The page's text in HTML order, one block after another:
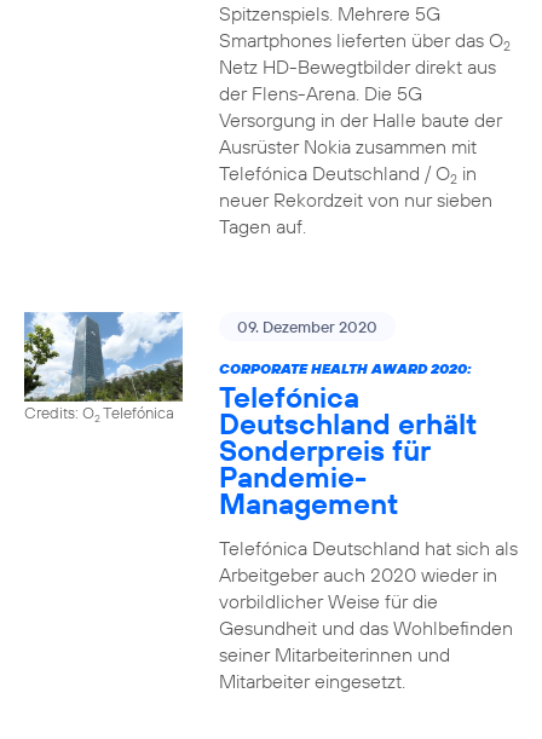
Spitzenspiels. Mehrere 5G
Smartphones lieferten über das O2
Netz HD-Bewegtbilder direkt aus
der Flens-Arena. Die 5G
Versorgung in der Halle baute der
Ausrüster Nokia zusammen mit
Telefónica Deutschland / O2in
neuer Rekordzeit von nur sieben
Tagen auf.
Credits: O2Telefónica
09. Dezember 2020
CORPORATE HEALTH AWARD 2020:
Telefónica
Deutschland erhält
Sonderpreis für
Pandemie-
Management
Telefónica Deutschland hat sich als
Arbeitgeber auch 2020 wieder in
vorbildlicher Weise für die
Gesundheit und das Wohlbefinden
seiner Mitarbeiterinnen und
Mitarbeiter eingesetzt.